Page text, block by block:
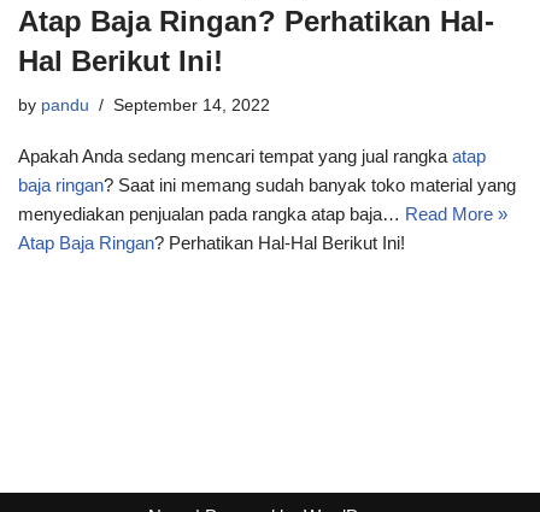
Atap Baja Ringan? Perhatikan Hal-
Hal Berikut Ini!
by pandu September 14, 2022
Apakah Anda sedang mencari tempat yang jual rangka atap
baja ringan? Saat ini memang sudah banyak toko material yang
menyediakan penjualan pada rangka atap baja… Read More »
Atap Baja Ringan? Perhatikan Hal-Hal Berikut Ini!